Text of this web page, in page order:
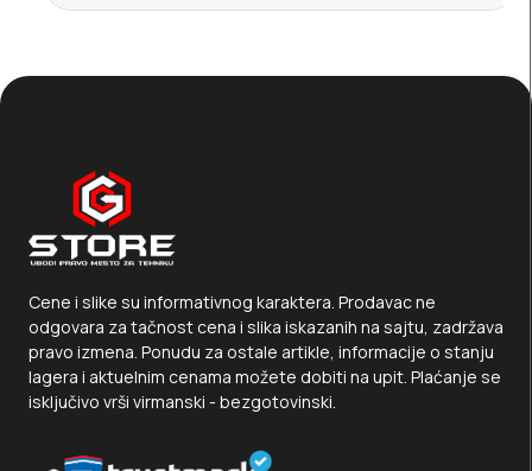
Cene i slike su informativnog karaktera. Prodavac ne
odgovara za tačnost cena i slika iskazanih na sajtu, zadržava
pravo izmena. Ponudu za ostale artikle, informacije o stanju
lagera i aktuelnim cenama možete dobiti na upit. Plaćanje se
isključivo vrši virmanski - bezgotovinski.